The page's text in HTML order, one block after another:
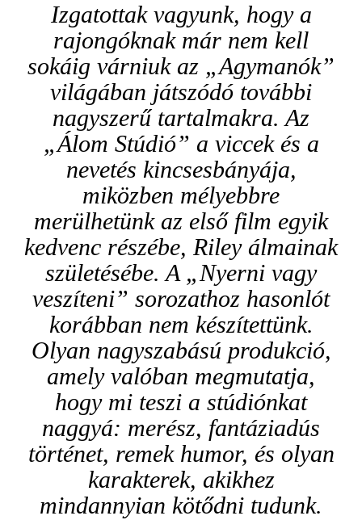
Izgatottak vagyunk, hogy a
rajongóknak már nem kell
sokáig várniuk az „Agymanók”
világában játszódó további
nagyszerű tartalmakra. Az
„Álom Stúdió” a viccek és a
nevetés kincsesbányája,
miközben mélyebbre
merülhetünk az első film egyik
kedvenc részébe, Riley álmainak
születésébe. A „Nyerni vagy
veszíteni” sorozathoz hasonlót
korábban nem készítettünk.
Olyan nagyszabású produkció,
amely valóban megmutatja,
hogy mi teszi a stúdiónkat
naggyá: merész, fantáziadús
történet, remek humor, és olyan
karakterek, akikhez
mindannyian kötődni tudunk.